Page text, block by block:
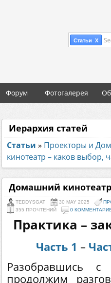
Статьи X
Форум Фотогалерея
Иерархия статей
Статьи » Проекторы и
кинотеатр – каков выбор,
Домашний кинотеатр
TEDDYSGAT 30 MAY 2025
355 ПРОЧТЕНИЙ
0
Практика –
Часть 1 –
Разобравшись с
продолжим